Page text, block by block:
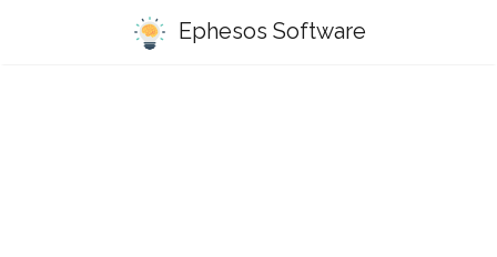
Ephesos Software